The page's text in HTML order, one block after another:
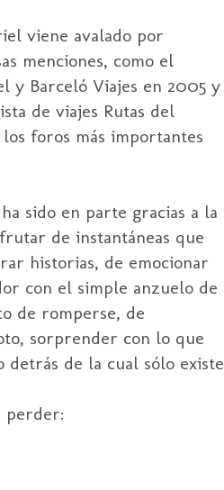
viene avalado por
menciones, como el
y Barceló Viajes en 2005 y
de viajes Rutas del
foros más importantes
sido en parte gracias a la
de instantáneas que
historias, de emocionar
con el simple anzuelo de
de romperse, de
sorprender con lo que
detrás de la cual sólo existe
perder: